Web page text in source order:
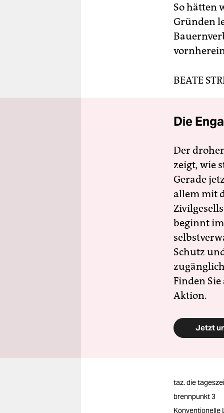
So hätten
Gründen
BEATE
Die
Der
zeigt, wie
Gerade
allem mit
beginnt
Schutz
Finden
Aktion.
Jetzt
taz. die
brennpunkt 3
Konventionelle